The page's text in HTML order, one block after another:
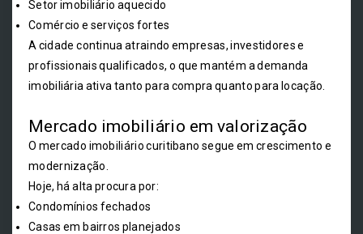
Setor imobiliário aquecido
Comércio e serviços fortes
A cidade continua atraindo empresas, investidores e
profissionais qualificados, o que mantém a demanda
imobiliária ativa tanto para compra quanto para locação.
Mercado imobiliário em valorização
O mercado imobiliário curitibano segue em crescimento e
modernização.
Hoje, há alta procura por:
Condomínios fechados
Casas em bairros planejados